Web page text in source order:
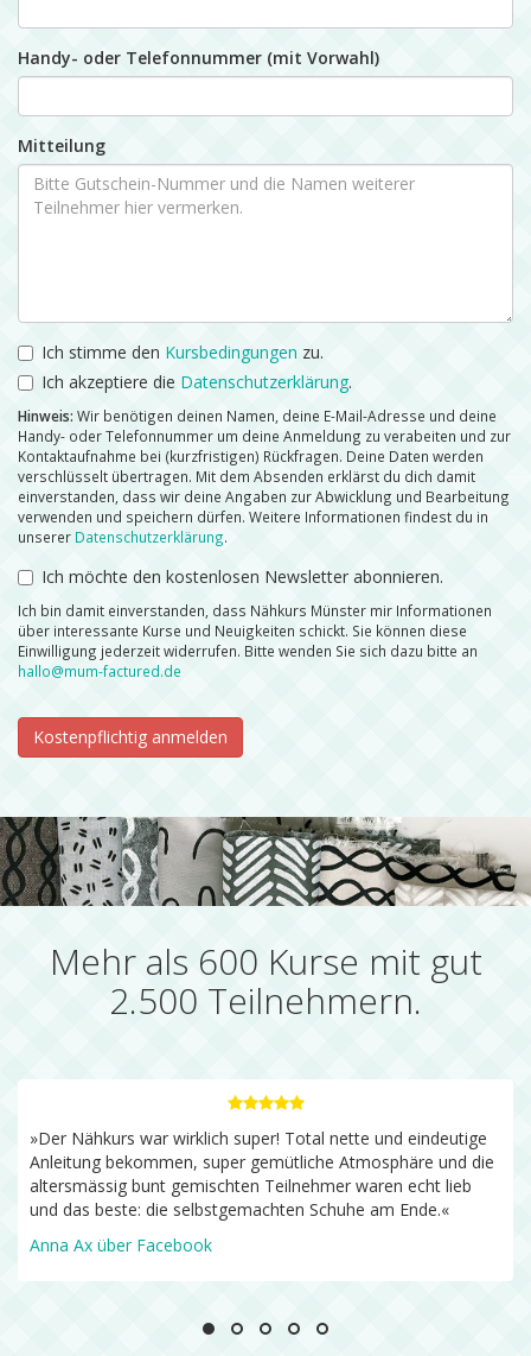
Handy- oder Telefonnummer (mit Vorwahl)
Mitteilung
Ich stimme den Kursbedingungen zu.
Ich akzeptiere die Datenschutzerklärung.
Hinweis: Wir benötigen deinen Namen, deine E-Mail-Adresse und deine
Handy- oder Telefonnummer um deine Anmeldung zu verabeiten und zur
Kontaktaufnahme bei (kurzfristigen) Rückfragen. Deine Daten werden
verschlüsselt übertragen. Mit dem Absenden erklärst du dich damit
einverstanden, dass wir deine Angaben zur Abwicklung und Bearbeitung
verwenden und speichern dürfen. Weitere Informationen findest du in
unserer Datenschutzerklärung.
Ich möchte den kostenlosen Newsletter abonnieren.
Ich bin damit einverstanden, dass Nähkurs Münster mir Informationen
über interessante Kurse und Neuigkeiten schickt. Sie können diese
Einwilligung jederzeit widerrufen. Bitte wenden Sie sich dazu bitte an
hallo@mum-factured.de
Kostenpflichtig anmelden
Mehr als 600 Kurse mit gut
2.500 Teilnehmern.
»Der Nähkurs war wirklich super! Total nette und eindeutige
Anleitung bekommen, super gemütliche Atmosphäre und die
altersmässig bunt gemischten Teilnehmer waren echt lieb
und das beste: die selbstgemachten Schuhe am Ende.«
Anna Ax über Facebook